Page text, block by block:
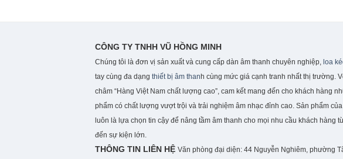
CÔNG TY TNHH VŨ HỒNG MINH
Chúng tôi là đơn vị sản xuất và cung cấp dàn âm thanh chuyên nghiệp, loa
tay cùng đa dạng thiết bị âm thanh cùng mức giá cạnh tranh nhất thị trường.
châm “Hàng Việt Nam chất lượng cao”, cam kết mang đến cho khách hàng
phẩm có chất lượng vượt trội và trải nghiệm âm nhạc đỉnh cao. Sản phẩm
luôn là lựa chọn tin cậy để nâng tầm âm thanh cho mọi nhu cầu khách hàng
đến sự kiện lớn.
THÔNG TIN LIÊN HỆ Văn phòng đại diện: 44 Nguyễn Nghiêm, phường